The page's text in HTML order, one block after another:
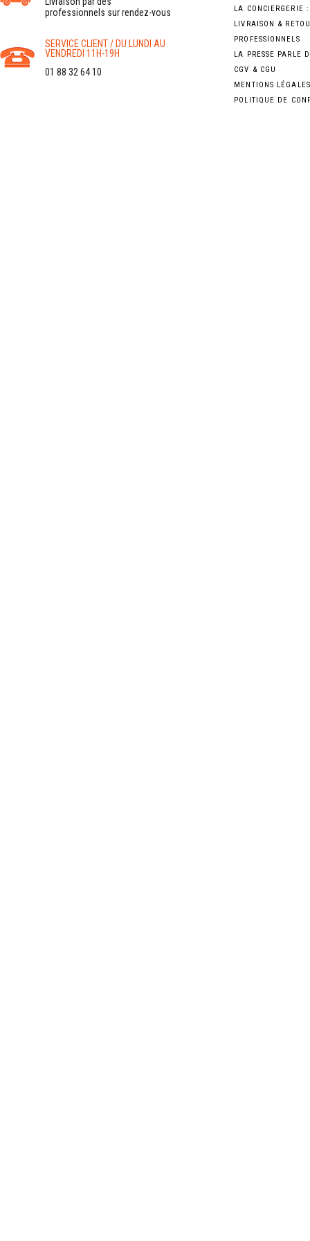
professionnels sur rendez-vous
SERVICE CLIENT / DU LUNDI AU
VENDREDI 11H-19H
01 88 32 64 10
LA CONCIERGERIE
LIVRAISON &
PROFESSIONNELS
LA PRESSE PARLE
CGV & CGU
MENTIONS LÉGALES
POLITIQUE DE